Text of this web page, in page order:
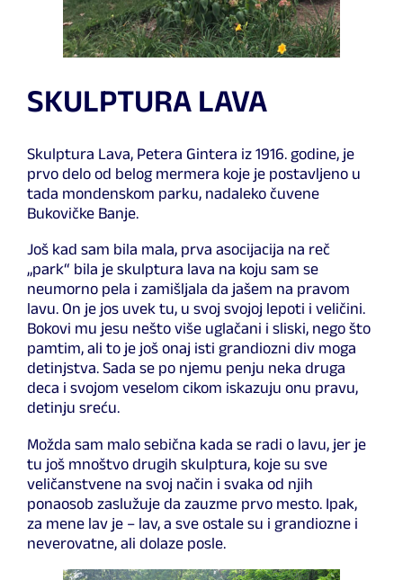
SKULPTURA LAVA
Skulptura Lava, Petera Gintera iz 1916. godine, je
prvo delo od belog mermera koje je postavljeno u
tada mondenskom parku, nadaleko čuvene
Bukovičke Banje.
Još kad sam bila mala, prva asocijacija na reč
„park“ bila je skulptura lava na koju sam se
neumorno pela i zamišljala da jašem na pravom
lavu. On je jos uvek tu, u svoj svojoj lepoti i veličini.
Bokovi mu jesu nešto više uglačani i sliski, nego što
pamtim, ali to je još onaj isti grandiozni div moga
detinjstva. Sada se po njemu penju neka druga
deca i svojom veselom cikom iskazuju onu pravu,
detinju sreću.
Možda sam malo sebična kada se radi o lavu, jer je
tu još mnoštvo drugih skulptura, koje su sve
veličanstvene na svoj način i svaka od njih
ponaosob zaslužuje da zauzme prvo mesto. Ipak,
za mene lav je – lav, a sve ostale su i grandiozne i
neverovatne, ali dolaze posle.